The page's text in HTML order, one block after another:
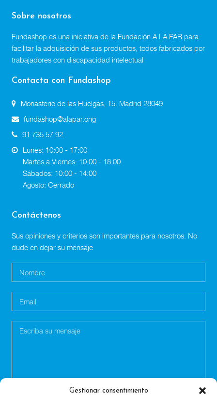
Gestionar consentimiento
Sobre nosotros
Fundashop es una iniciativa de la Fundación A LA PAR para
facilitar la adquisición de sus productos, todos fabricados por
trabajadores con discapacidad intelectual
Contacta con Fundashop
Monasterio de las Huelgas, 15. Madrid 28049
fundashop@alapar.ong
91 735 57 92
Lunes: 10:00 - 17:00
Martes a Viernes: 10:00 - 18:00
Sábados: 10:00 - 14:00
Agosto: Cerrado
Contáctenos
Sus opiniones y criterios son importantes para nosotros. No
dude en dejar su mensaje